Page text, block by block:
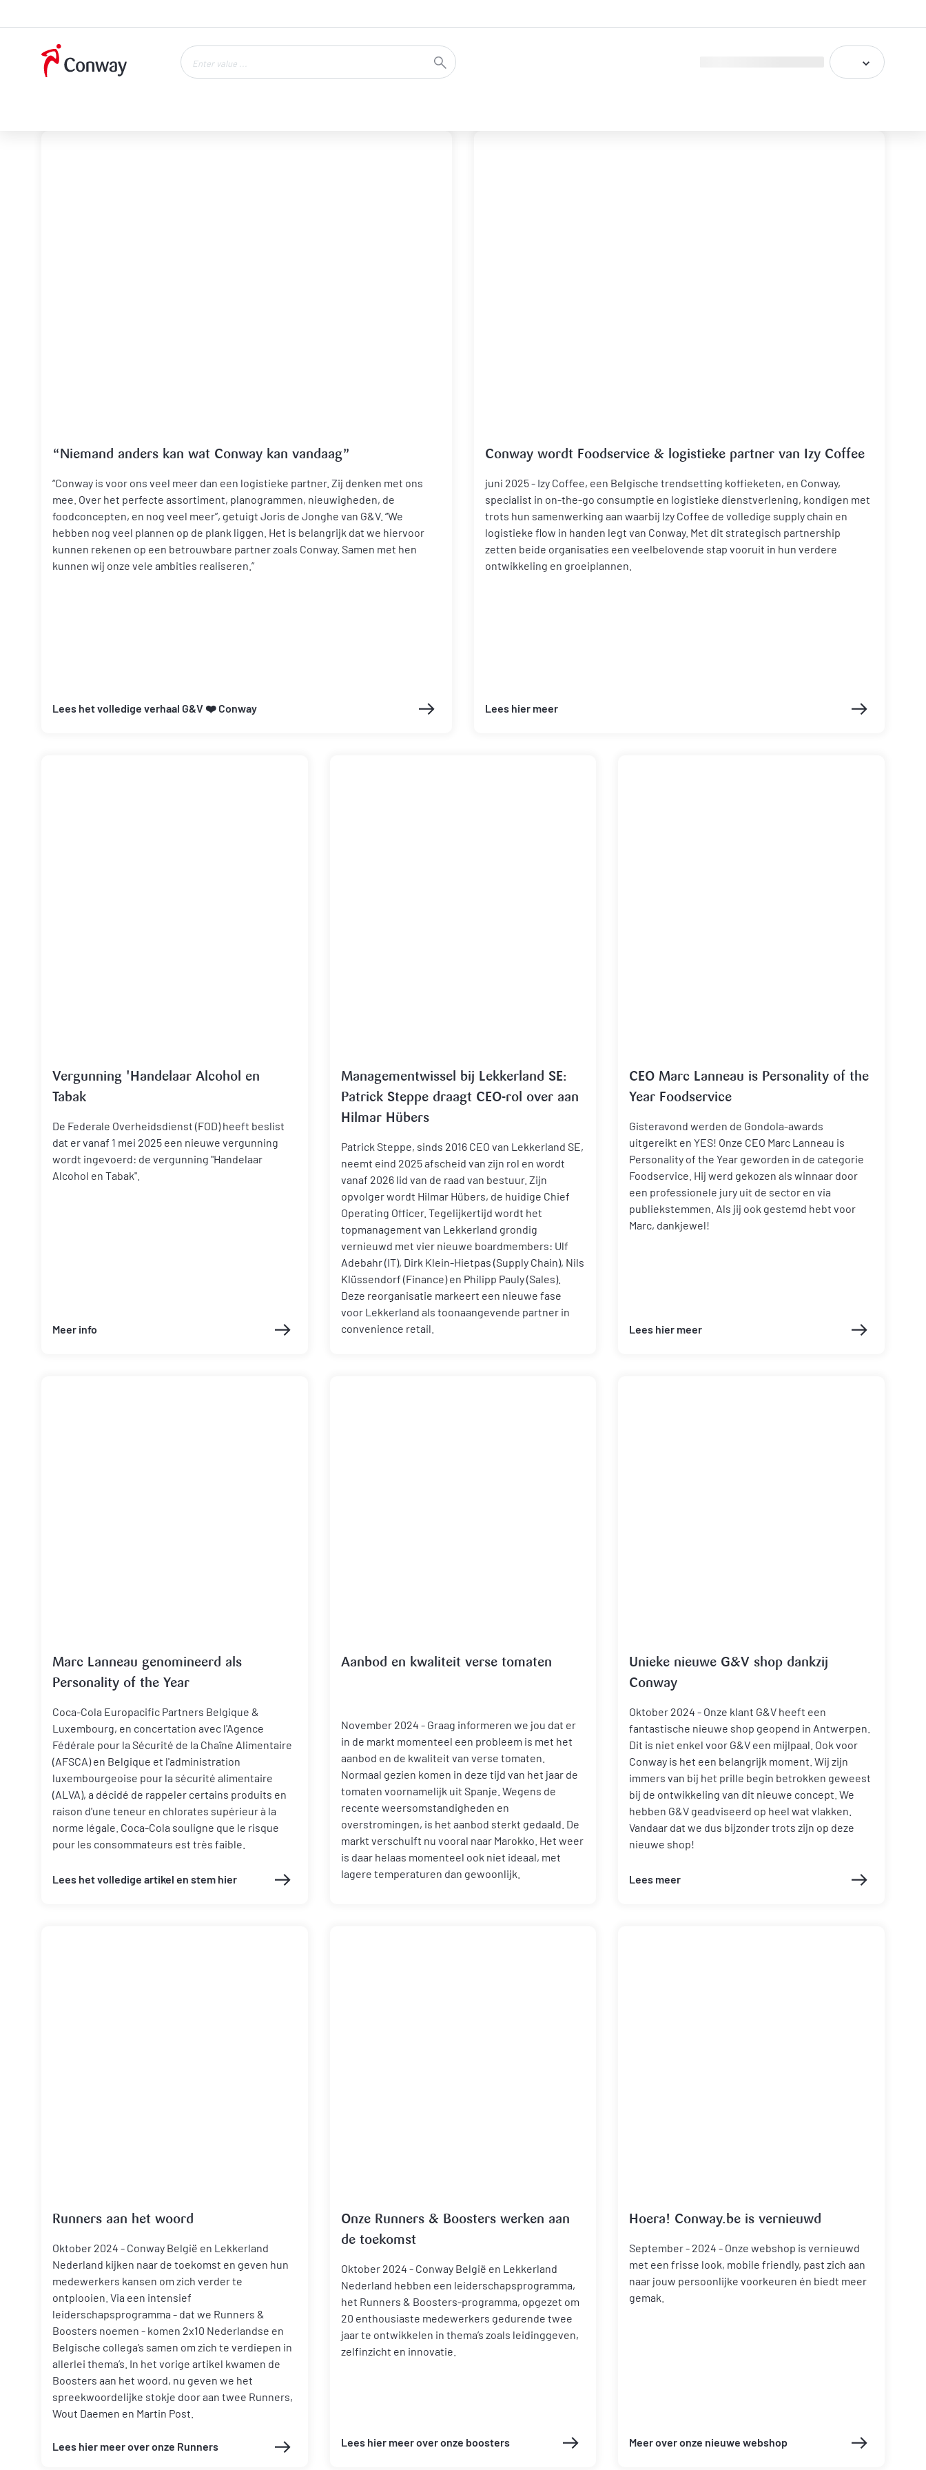
“Niemand anders kan wat Conway kan vandaag”
“Conway is voor ons veel meer dan een logistieke partner. Zij denken met ons
mee. Over het perfecte assortiment, planogrammen, nieuwigheden, de
foodconcepten, en nog veel meer”, getuigt Joris de Jonghe van G&V. “We
hebben nog veel plannen op de plank liggen. Het is belangrijk dat we hiervoor
kunnen rekenen op een betrouwbare partner zoals Conway. Samen met hen
kunnen wij onze vele ambities realiseren.”
Lees het volledige verhaal G&V ❤️ Conway
Conway wordt Foodservice & logistieke partner van Izy Coffee
juni 2025 - Izy Coffee, een Belgische trendsetting koffieketen, en Conway,
specialist in on-the-go consumptie en logistieke dienstverlening, kondigen met
trots hun samenwerking aan waarbij Izy Coffee de volledige supply chain en
logistieke flow in handen legt van Conway. Met dit strategisch partnership
zetten beide organisaties een veelbelovende stap vooruit in hun verdere
ontwikkeling en groeiplannen.
Lees hier meer
Vergunning 'Handelaar Alcohol en
Tabak
De Federale Overheidsdienst (FOD) heeft beslist
dat er vanaf 1 mei 2025 een nieuwe vergunning
wordt ingevoerd: de vergunning "Handelaar
Alcohol en Tabak".
Meer info
Managementwissel bij Lekkerland SE:
Patrick Steppe draagt CEO-rol over aan
Hilmar Hübers
Patrick Steppe, sinds 2016 CEO van Lekkerland SE,
neemt eind 2025 afscheid van zijn rol en wordt
vanaf 2026 lid van de raad van bestuur. Zijn
opvolger wordt Hilmar Hübers, de huidige Chief
Operating Officer. Tegelijkertijd wordt het
topmanagement van Lekkerland grondig
vernieuwd met vier nieuwe boardmembers: Ulf
Adebahr (IT), Dirk Klein-Hietpas (Supply Chain), Nils
Klüssendorf (Finance) en Philipp Pauly (Sales).
Deze reorganisatie markeert een nieuwe fase
voor Lekkerland als toonaangevende partner in
convenience retail.
CEO Marc Lanneau is Personality of the
Year Foodservice
Gisteravond werden de Gondola-awards
uitgereikt en YES! Onze CEO Marc Lanneau is
Personality of the Year geworden in de categorie
Foodservice. Hij werd gekozen als winnaar door
een professionele jury uit de sector en via
publiekstemmen. Als jij ook gestemd hebt voor
Marc, dankjewel!
Lees hier meer
Marc Lanneau genomineerd als
Personality of the Year
Coca-Cola Europacific Partners Belgique &
Luxembourg, en concertation avec l'Agence
Fédérale pour la Sécurité de la Chaîne Alimentaire
(AFSCA) en Belgique et l'administration
luxembourgeoise pour la sécurité alimentaire
(ALVA), a décidé de rappeler certains produits en
raison d'une teneur en chlorates supérieur à la
norme légale. Coca-Cola souligne que le risque
pour les consommateurs est très faible.
Lees het volledige artikel en stem hier
Aanbod en kwaliteit verse tomaten
November 2024 - Graag informeren we jou dat er
in de markt momenteel een probleem is met het
aanbod en de kwaliteit van verse tomaten.
Normaal gezien komen in deze tijd van het jaar de
tomaten voornamelijk uit Spanje. Wegens de
recente weersomstandigheden en
overstromingen, is het aanbod sterkt gedaald. De
markt verschuift nu vooral naar Marokko. Het weer
is daar helaas momenteel ook niet ideaal, met
lagere temperaturen dan gewoonlijk.
Unieke nieuwe G&V shop dankzij
Conway
Oktober 2024 - Onze klant G&V heeft een
fantastische nieuwe shop geopend in Antwerpen.
Dit is niet enkel voor G&V een mijlpaal. Ook voor
Conway is het een belangrijk moment. Wij zijn
immers van bij het prille begin betrokken geweest
bij de ontwikkeling van dit nieuwe concept. We
hebben G&V geadviseerd op heel wat vlakken.
Vandaar dat we dus bijzonder trots zijn op deze
nieuwe shop!
Lees meer
Runners aan het woord
Oktober 2024 - Conway België en Lekkerland
Nederland kijken naar de toekomst en geven hun
medewerkers kansen om zich verder te
ontplooien. Via een intensief
leiderschapsprogramma - dat we Runners &
Boosters noemen - komen 2x10 Nederlandse en
Belgische collega’s samen om zich te verdiepen in
allerlei thema’s. In het vorige artikel kwamen de
Boosters aan het woord, nu geven we het
spreekwoordelijke stokje door aan twee Runners,
Wout Daemen en Martin Post.
Lees hier meer over onze Runners
Onze Runners & Boosters werken aan
de toekomst
Oktober 2024 - Conway België en Lekkerland
Nederland hebben een leiderschapsprogramma,
het Runners & Boosters-programma, opgezet om
20 enthousiaste medewerkers gedurende twee
jaar te ontwikkelen in thema’s zoals leidinggeven,
zelfinzicht en innovatie.
Lees hier meer over onze boosters
Hoera! Conway.be is vernieuwd
September - 2024 - Onze webshop is vernieuwd
met een frisse look, mobile friendly, past zich aan
naar jouw persoonlijke voorkeuren én biedt meer
gemak.
Meer over onze nieuwe webshop